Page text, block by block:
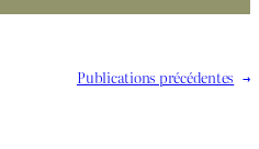
Publications précédentes →